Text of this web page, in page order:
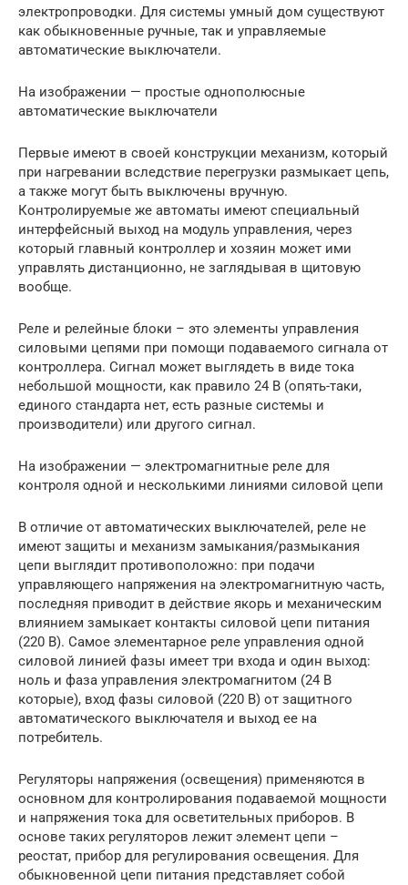
электропроводки. Для системы умный дом существуют
как обыкновенные ручные, так и управляемые
автоматические выключатели.
На изображении — простые однополюсные
автоматические выключатели
Первые имеют в своей конструкции механизм, который
при нагревании вследствие перегрузки размыкает цепь,
а также могут быть выключены вручную.
Контролируемые же автоматы имеют специальный
интерфейсный выход на модуль управления, через
который главный контроллер и хозяин может ими
управлять дистанционно, не заглядывая в щитовую
вообще.
Реле и релейные блоки – это элементы управления
силовыми цепями при помощи подаваемого сигнала от
контроллера. Сигнал может выглядеть в виде тока
небольшой мощности, как правило 24 В (опять-таки,
единого стандарта нет, есть разные системы и
производители) или другого сигнал.
На изображении — электромагнитные реле для
контроля одной и несколькими линиями силовой цепи
В отличие от автоматических выключателей, реле не
имеют защиты и механизм замыкания/размыкания
цепи выглядит противоположно: при подачи
управляющего напряжения на электромагнитную часть,
последняя приводит в действие якорь и механическим
влиянием замыкает контакты силовой цепи питания
(220 В). Самое элементарное реле управления одной
силовой линией фазы имеет три входа и один выход:
ноль и фаза управления электромагнитом (24 В
которые), вход фазы силовой (220 В) от защитного
автоматического выключателя и выход ее на
потребитель.
Регуляторы напряжения (освещения) применяются в
основном для контролирования подаваемой мощности
и напряжения тока для осветительных приборов. В
основе таких регуляторов лежит элемент цепи –
реостат, прибор для регулирования освещения. Для
обыкновенной цепи питания представляет собой